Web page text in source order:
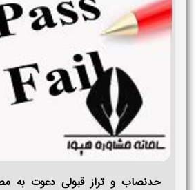
حدنصاب و تراز قبولی دعوت به